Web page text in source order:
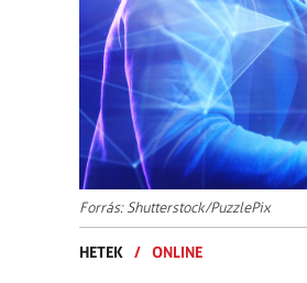
Forrás: Shutterstock/PuzzlePix
HETEK / ONLINE